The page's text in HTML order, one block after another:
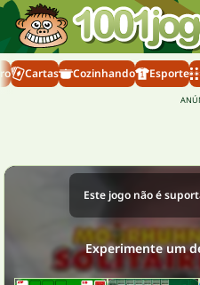
Cartas Cozinhando Esporte
Este jogo não é
Experimente um